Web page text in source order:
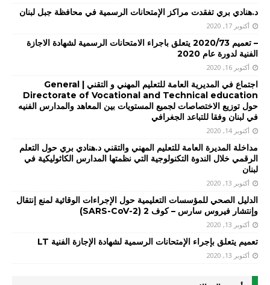
د.هنادي بري تفقدت مراكز الإمتحانات الرسمية في محافظة جبل لبنان
أكتوبر 17, 2020
– تعميم 2020/73 يتعلق باجراء الامتحانات الرسمية لشهادة الاجازة
الفنية لدورة عام 2020
أكتوبر 16, 2020
اجتماع في المديرية العامة للتعليم المهني و التقني | General
Directorate of Vocational and Technical education
حول توزيع الاختصاصات لجميع المستويات بين المعاهد والمدارس الفنيه
في لبنان وفقا للتباعد الجغرافي
أكتوبر 14, 2020
مداخلة المديرة العامة للتعليم المهني والتقني د.هنادي بري حول التعلم
الرقمي خلال الندوة التكنولوجية التي نظمتها المدارس الكاثوليكية في
لبنان
أكتوبر 13, 2020
الدليل الصحي للمؤسسات التعليمية حول الإجراءات الوقائية لمنع إنتقال
وإنتشار فيروس سارس – كوف 2 (SARS-CoV-2)
أكتوبر 13, 2020
تعميم يتعلق بإجراء الإمتحانات الرسمية لشهادة الإجازة الفنية LT
أكتوبر 13, 2020